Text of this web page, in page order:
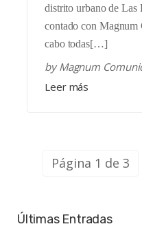
distrito urbano de Las
contado con Magnum
cabo todas[…]
byMagnum
Leer más
Página 1 de 3
Últimas Entradas